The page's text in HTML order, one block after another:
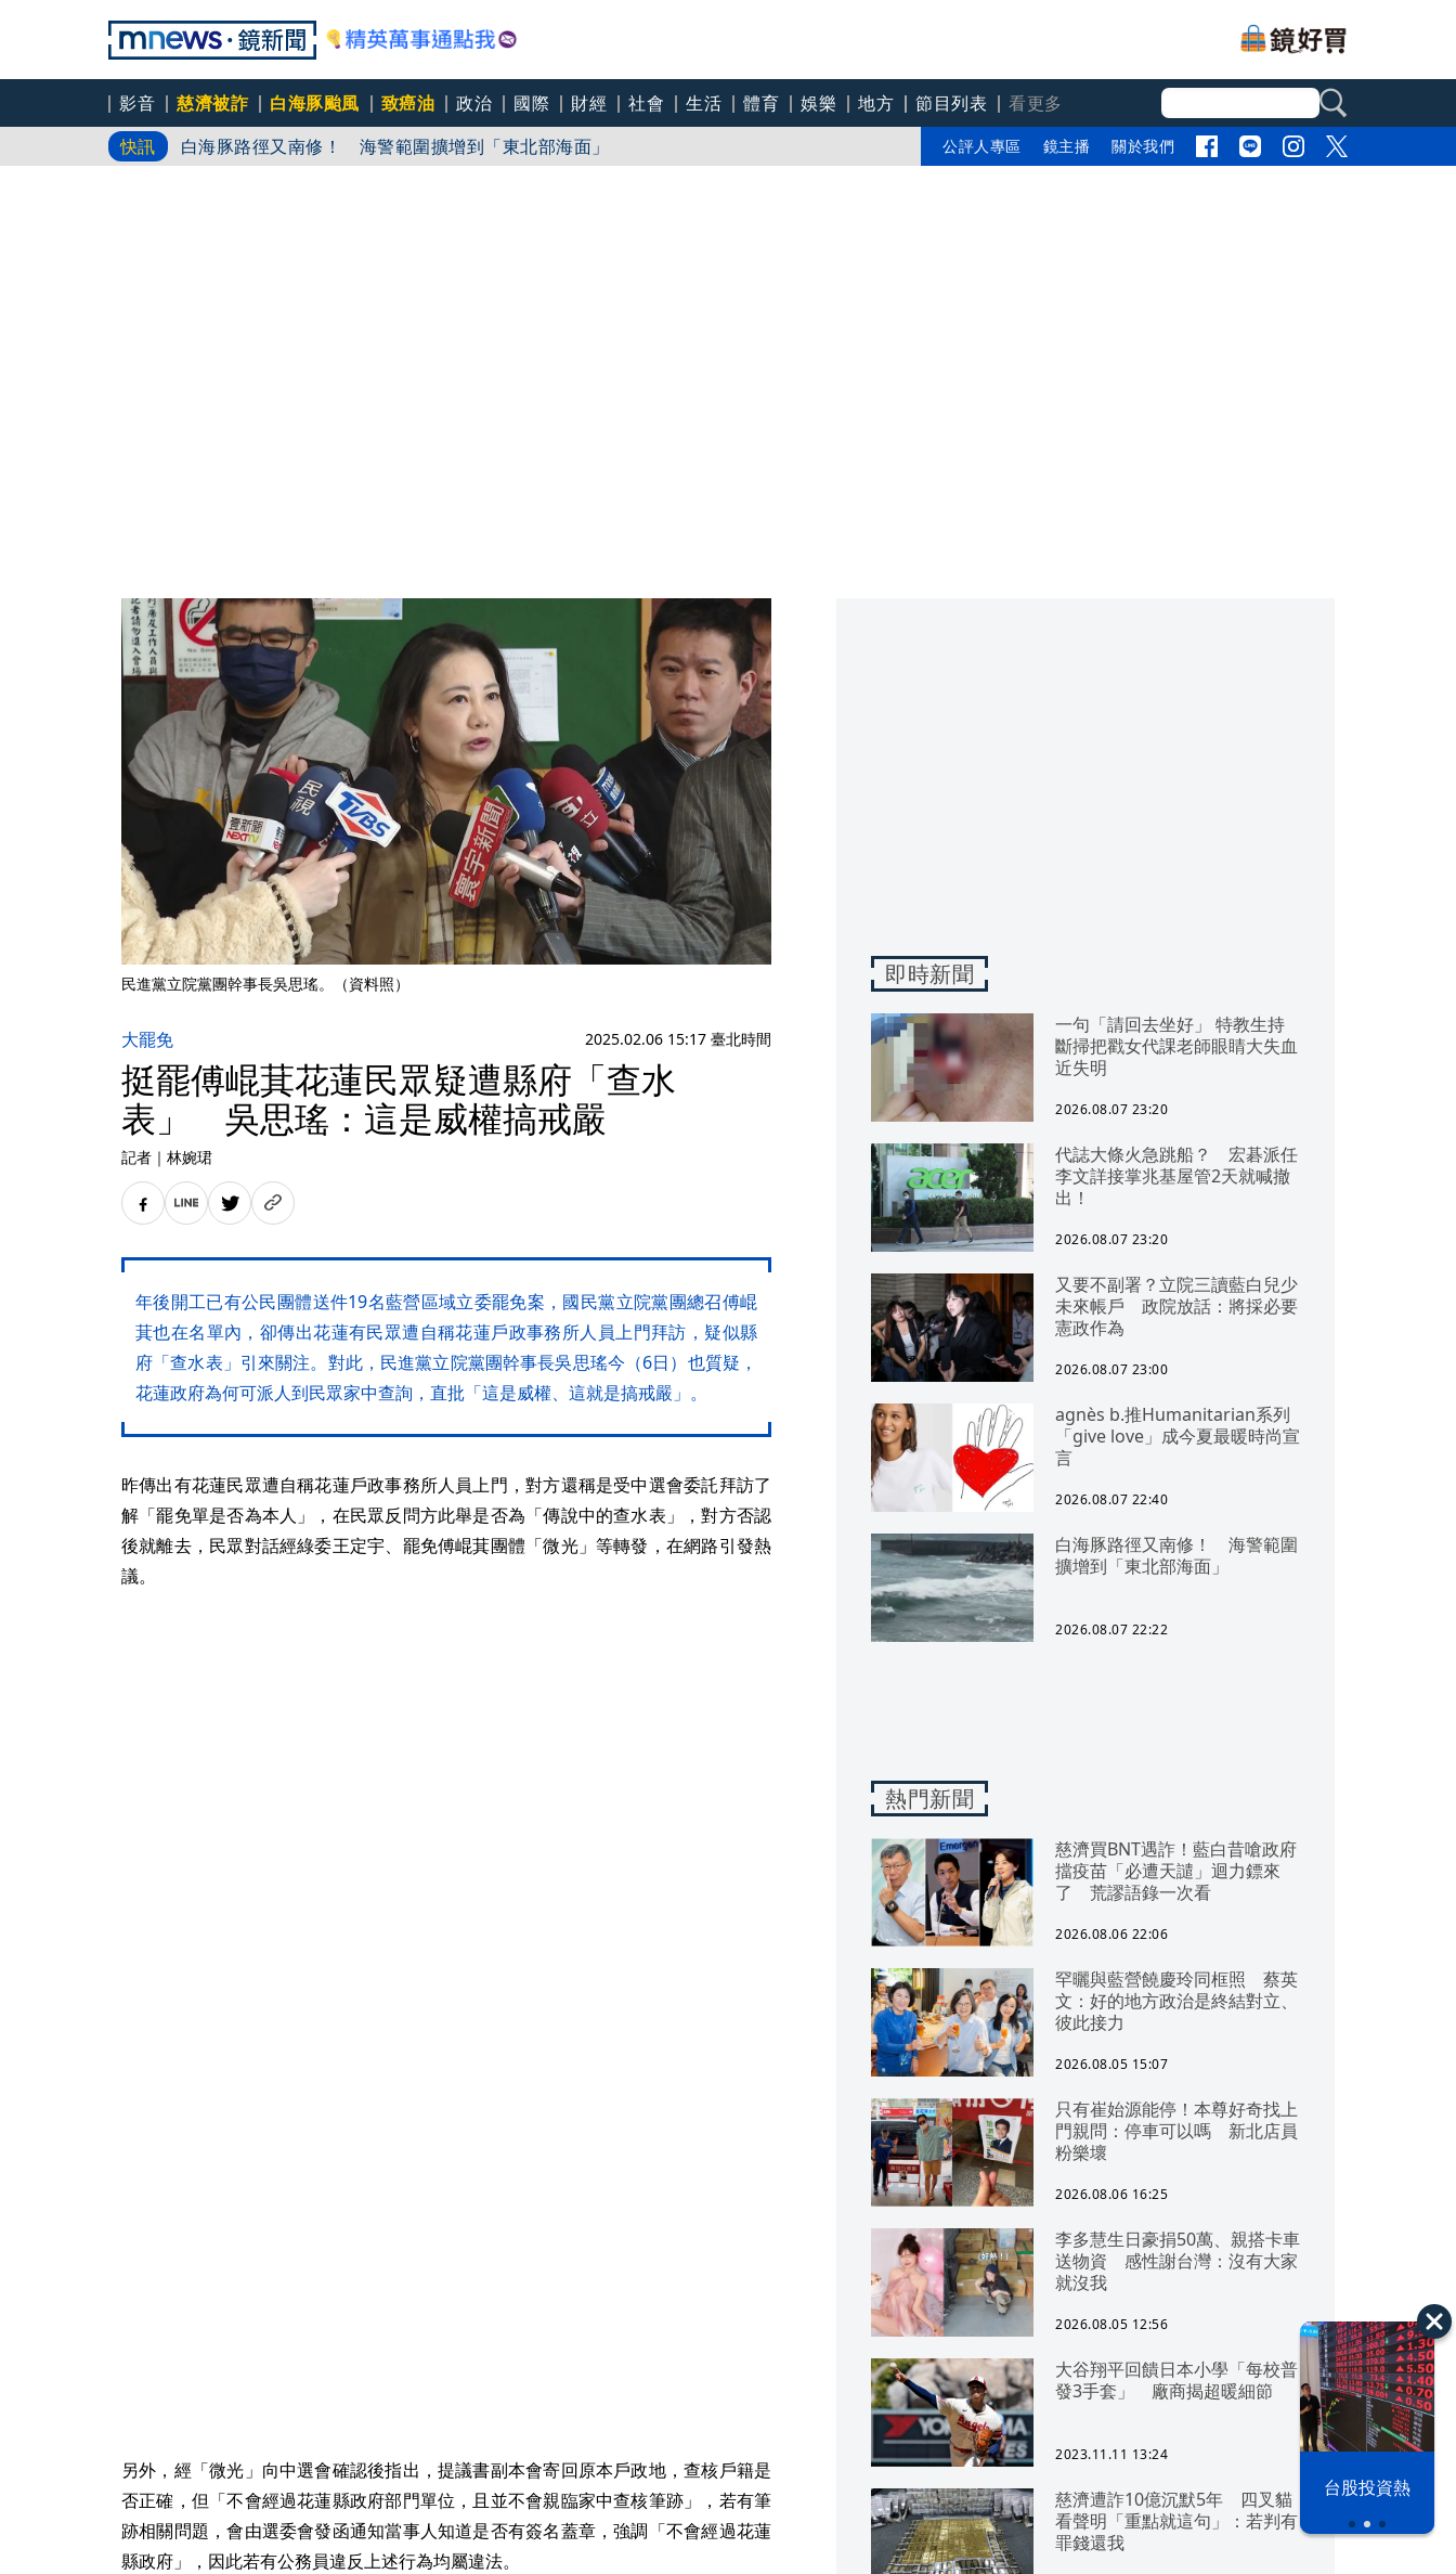
影音 慈濟被詐 白海豚颱風 致癌油 政治 國際 財經 社會 生活 體育 娛樂 地方 節目列表
看更多
快訊
白海豚路徑又南修！ 海警範圍擴增到「東北部海面」
慈濟挨詐十億／綠批抹黑「欠陳時中一個道歉」 柯志恩反嗆：比病毒還要毒
公評人專區 鏡主播 關於我們
漢光42演習 台股投資熱
民進黨立院黨團幹事長吳思瑤。（資料照）
大罷免 2025.02.06 15:17 臺北時間
挺罷傅崐萁花蓮民眾疑遭縣府「查水
表」 吳思瑤：這是威權搞戒嚴
記者 ｜ 林婉珺
年後開工已有公民團體送件19名藍營區域立委罷免案，國民黨立院黨團總召傅崐
萁也在名單內，卻傳出花蓮有民眾遭自稱花蓮戶政事務所人員上門拜訪，疑似縣
府「查水表」引來關注。對此，民進黨立院黨團幹事長吳思瑤今（6日）也質疑，
花蓮政府為何可派人到民眾家中查詢，直批「這是威權、這就是搞戒嚴」。
昨傳出有花蓮民眾遭自稱花蓮戶政事務所人員上門，對方還稱是受中選會委託拜訪了
解「罷免單是否為本人」，在民眾反問方此舉是否為「傳說中的查水表」，對方否認
後就離去，民眾對話經綠委王定宇、罷免傅崐萁團體「微光」等轉發，在網路引發熱
議。
另外，經「微光」向中選會確認後指出，提議書副本會寄回原本戶政地，查核戶籍是
否正確，但「不會經過花蓮縣政府部門單位，且並不會親臨家中查核筆跡」，若有筆
跡相關問題，會由選委會發函通知當事人知道是否有簽名蓋章，強調「不會經過花蓮
縣政府」，因此若有公務員違反上述行為均屬違法。
即時新聞
一句「請回去坐好」 特教生持
斷掃把戳女代課老師眼睛大失血
近失明
2026.08.07 23:20
代誌大條火急跳船？ 宏碁派任
李文詳接掌兆基屋管2天就喊撤
出！
2026.08.07 23:20
又要不副署？立院三讀藍白兒少
未來帳戶 政院放話：將採必要
憲政作為
2026.08.07 23:00
agnès b.推Humanitarian系列
「give love」成今夏最暖時尚宣
言
2026.08.07 22:40
白海豚路徑又南修！ 海警範圍
擴增到「東北部海面」
2026.08.07 22:22
熱門新聞
慈濟買BNT遇詐！藍白昔嗆政府
擋疫苗「必遭天譴」迴力鏢來
了 荒謬語錄一次看
2026.08.06 22:06
罕曬與藍營饒慶玲同框照 蔡英
文：好的地方政治是終結對立、
彼此接力
2026.08.05 15:07
只有崔始源能停！本尊好奇找上
門親問：停車可以嗎 新北店員
粉樂壞
2026.08.06 16:25
李多慧生日豪捐50萬、親搭卡車
送物資 感性謝台灣：沒有大家
就沒我
2026.08.05 12:56
大谷翔平回饋日本小學「每校普
發3手套」 廠商揭超暖細節
2023.11.11 13:24
慈濟遭詐10億沉默5年 四叉貓
看聲明「重點就這句」：若判有
罪錢還我